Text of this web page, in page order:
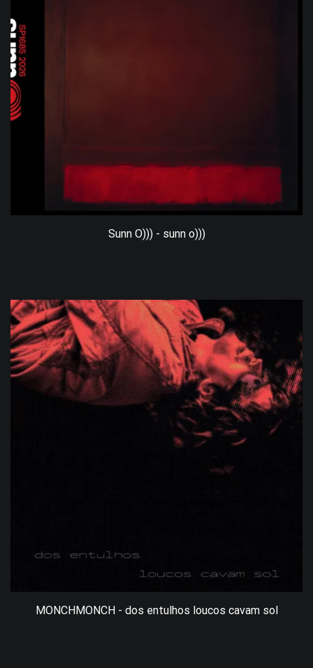
Sunn O))) - sunn o)))
MONCHMONCH - dos entulhos loucos cavam sol